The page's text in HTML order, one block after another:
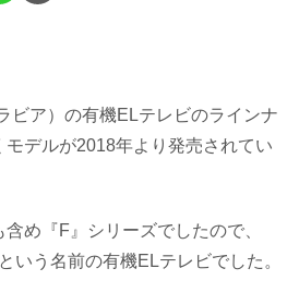
ビア）の有機ELテレビのラインナ
モデルが2018年より発売されてい
め『F』シリーズでしたので、
いう名前の有機ELテレビでした。